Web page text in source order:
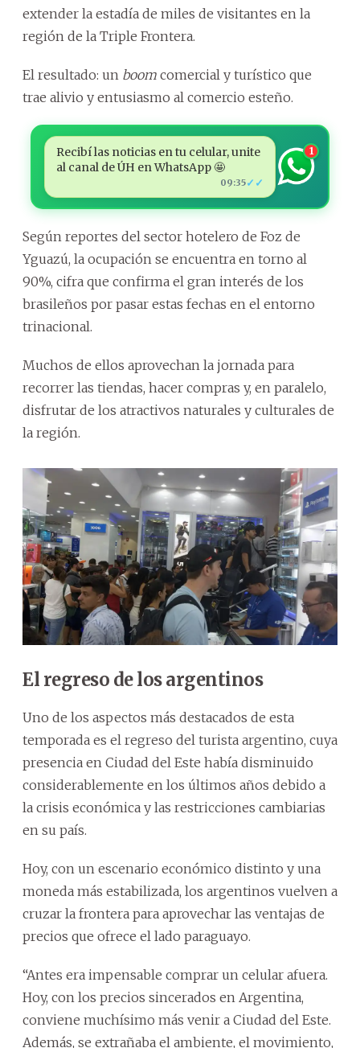
extender la estadía de miles de visitantes en la
región de la Triple Frontera.
El resultado: un boom comercial y turístico que
trae alivio y entusiasmo al comercio esteño.
Recibí las noticias en tu celular, unite
al canal de ÚH en WhatsApp 🤩
09:35✓✓
1
Según reportes del sector hotelero de Foz de
Yguazú, la ocupación se encuentra en torno al
90%, cifra que confirma el gran interés de los
brasileños por pasar estas fechas en el entorno
trinacional.
Muchos de ellos aprovechan la jornada para
recorrer las tiendas, hacer compras y, en paralelo,
disfrutar de los atractivos naturales y culturales de
la región.
El regreso de los argentinos
Uno de los aspectos más destacados de esta
temporada es el regreso del turista argentino, cuya
presencia en Ciudad del Este había disminuido
considerablemente en los últimos años debido a
la crisis económica y las restricciones cambiarias
en su país.
Hoy, con un escenario económico distinto y una
moneda más estabilizada, los argentinos vuelven a
cruzar la frontera para aprovechar las ventajas de
precios que ofrece el lado paraguayo.
“Antes era impensable comprar un celular afuera.
Hoy, con los precios sincerados en Argentina,
conviene muchísimo más venir a Ciudad del Este.
Además, se extrañaba el ambiente, el movimiento,